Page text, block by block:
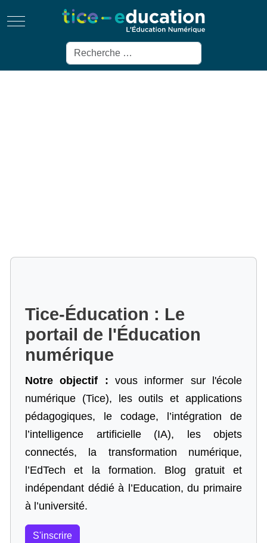
Mobile Menu Toggle
Rechercher
Tice-Éducation : Le
portail de l'Éducation
numérique
Notre objectif : vous informer sur l'école
numérique (Tice), les outils et applications
pédagogiques, le codage,
l’intégration de
l’intelligence artificielle (IA), les objets
connectés, la transformation numérique,
l’EdTech et la formation. Blog gratuit et
indépendant dédié à l’Education, du primaire
à l’université.
S'inscrire